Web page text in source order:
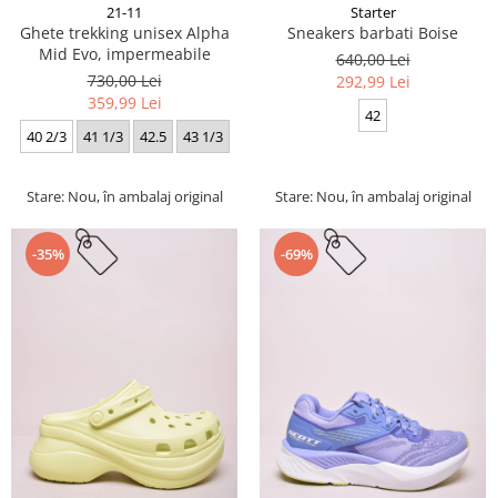
21-11
Ghete trekking unisex Alpha
Mid Evo, impermeabile
730,00 Lei
359,99 Lei
40 2/3 41 1/3 42.5 43 1/3
Stare: Nou, în ambalaj original
Starter
Sneakers barbati Boise
640,00 Lei
292,99 Lei
42
Stare: Nou, în ambalaj original
-35% -69%